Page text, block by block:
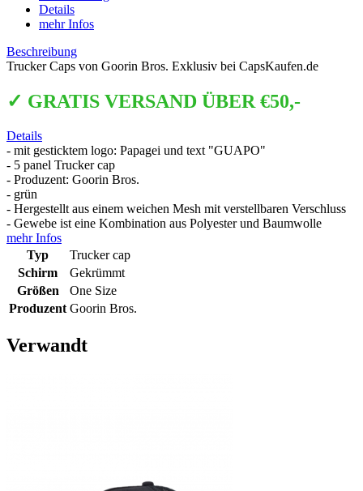
Details
mehr Infos
Beschreibung
Trucker Caps von Goorin Bros. Exklusiv bei CapsKaufen.de
✓ GRATIS VERSAND ÜBER €50,-
Details
- mit gesticktem logo: Papagei und text "GUAPO"
- 5 panel Trucker cap
- Produzent: Goorin Bros.
- grün
- Hergestellt aus einem weichen Mesh mit verstellbaren Verschluss
- Gewebe ist eine Kombination aus Polyester und Baumwolle
mehr Infos
Typ
Trucker cap
Schirm
Gekrümmt
Größen
One Size
Produzent Goorin Bros.
Verwandt